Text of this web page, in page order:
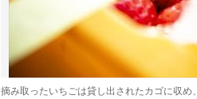
摘み取ったいちごは貸し出されたカゴに収